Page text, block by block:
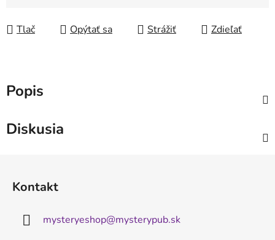
Tlač Opýtať sa Strážiť Zdieľať
Popis
Diskusia
Kontakt
mysteryeshop@mysterypub.sk